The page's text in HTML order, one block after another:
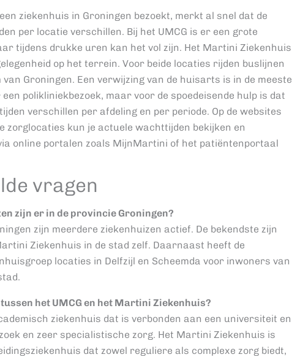
ziekenhuis in Groningen bezoekt, merkt al snel dat de
per locatie verschillen. Bij het UMCG is er een grote
tijdens drukke uren kan het vol zijn. Het Martini Ziekenhuis
op het terrein. Voor beide locaties rijden buslijnen
Groningen. Een verwijzing van de huisarts is in de meeste
polikliniekbezoek, maar voor de spoedeisende hulp is dat
verschillen per afdeling en per periode. Op de websites
zorglocaties kun je actuele wachttijden bekijken en
online portalen zoals MijnMartini of het patiëntenportaal
vragen
zijn er in de provincie Groningen?
zijn meerdere ziekenhuizen actief. De bekendste zijn
Ziekenhuis in de stad zelf. Daarnaast heeft de
locaties in Delfzijl en Scheemda voor inwoners van
het UMCG en het Martini Ziekenhuis?
ziekenhuis dat is verbonden aan een universiteit en
en zeer specialistische zorg. Het Martini Ziekenhuis is
dat zowel reguliere als complexe zorg biedt,